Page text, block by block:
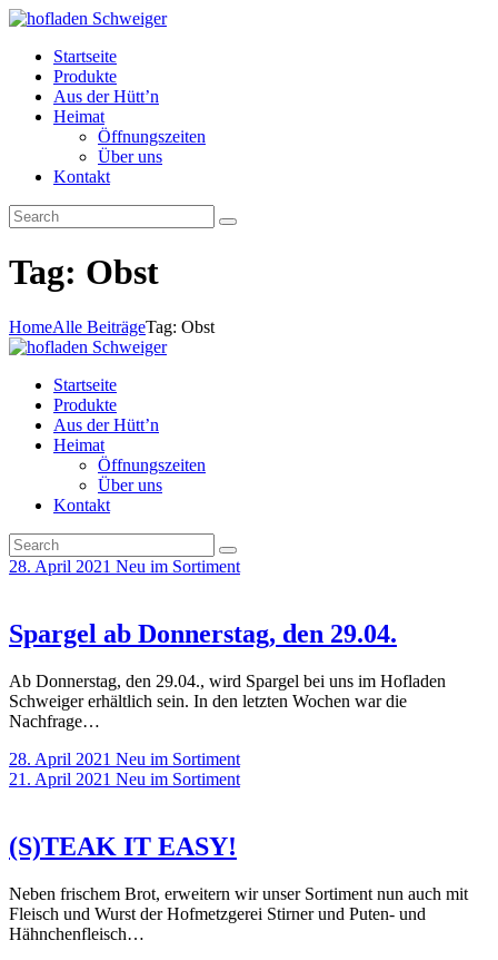
Startseite
Produkte
Aus der Hütt’n
Heimat
Öffnungszeiten
Über uns
Kontakt
Tag: Obst
HomeAlle BeiträgeTag: Obst
Startseite
Produkte
Aus der Hütt’n
Heimat
Öffnungszeiten
Über uns
Kontakt
28. April 2021 Neu im Sortiment
Spargel ab Donnerstag, den 29.04.
Ab Donnerstag, den 29.04., wird Spargel bei uns im Hofladen
Schweiger erhältlich sein. In den letzten Wochen war die
Nachfrage…
28. April 2021 Neu im Sortiment
21. April 2021 Neu im Sortiment
(S)TEAK IT EASY!
Neben frischem Brot, erweitern wir unser Sortiment nun auch mit
Fleisch und Wurst der Hofmetzgerei Stirner und Puten- und
Hähnchenfleisch…